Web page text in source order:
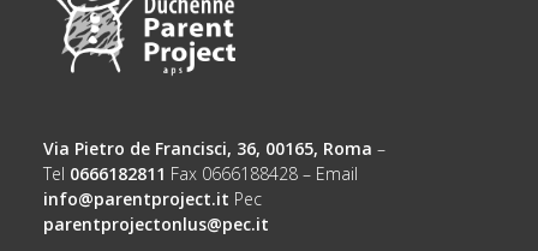
Via Pietro de Francisci, 36, 00165, Roma –
Tel 0666182811 Fax 0666188428 – Email
info@parentproject.it Pec
parentprojectonlus@pec.it